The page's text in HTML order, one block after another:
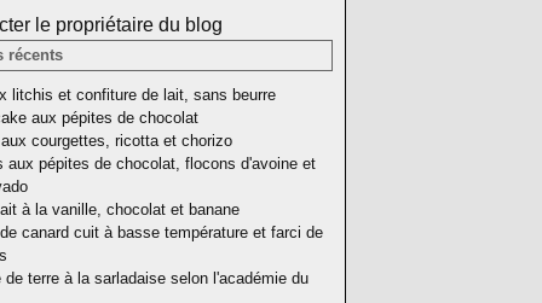
le propriétaire du blog
récents
litchis et confiture de lait, sans beurre
aux pépites de chocolat
courgettes, ricotta et chorizo
aux pépites de chocolat, flocons d'avoine et
à la vanille, chocolat et banane
canard cuit à basse température et farci de
de terre à la sarladaise selon l'académie du